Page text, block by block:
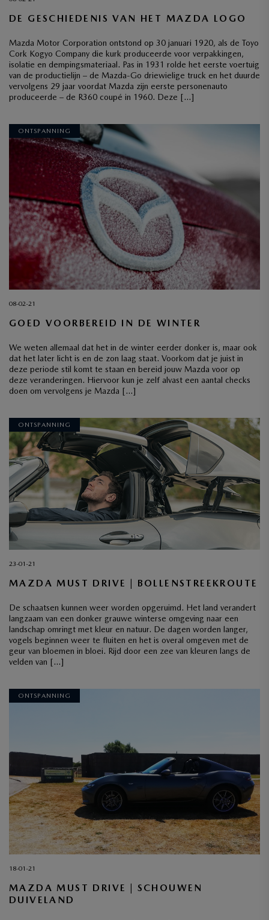
DE GESCHIEDENIS VAN HET MAZDA LOGO
Mazda Motor Corporation ontstond op 30 januari 1920, als de Toyo
Cork Kogyo Company die kurk produceerde voor verpakkingen,
isolatie en dempingsmateriaal. Pas in 1931 rolde het eerste voertuig
van de productielijn – de Mazda-Go driewielige truck en het duurde
vervolgens 29 jaar voordat Mazda zijn eerste personenauto
produceerde – de R360 coupé in 1960. Deze […]
ONTSPANNING
08-02-21
GOED VOORBEREID IN DE WINTER
We weten allemaal dat het in de winter eerder donker is, maar ook
dat het later licht is en de zon laag staat. Voorkom dat je juist in
deze periode stil komt te staan en bereid jouw Mazda voor op
deze veranderingen. Hiervoor kun je zelf alvast een aantal checks
doen om vervolgens je Mazda […]
ONTSPANNING
23-01-21
MAZDA MUST DRIVE | BOLLENSTREEKROUTE
De schaatsen kunnen weer worden opgeruimd. Het land verandert
langzaam van een donker grauwe winterse omgeving naar een
landschap omringt met kleur en natuur. De dagen worden langer,
vogels beginnen weer te fluiten en het is overal omgeven met de
geur van bloemen in bloei. Rijd door een zee van kleuren langs de
velden van […]
ONTSPANNING
18-01-21
MAZDA MUST DRIVE | SCHOUWEN
DUIVELAND